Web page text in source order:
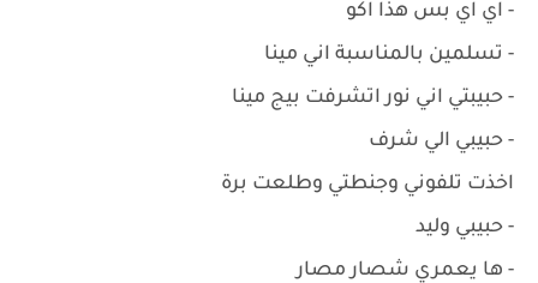
- اي اي بس هذا اكو
- تسلمين بالمناسبة اني مينا
- حبيبتي اني نور اتشرفت بيج مينا
- حبيبي الي شرف
اخذت تلفوني وجنطتي وطلعت برة
- حبيبي وليد
- ها يعمري شصار مصار